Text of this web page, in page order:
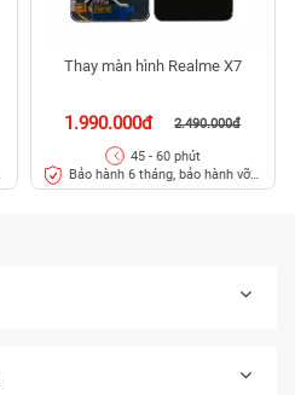
Thay màn hình Realme X7
1.990.000đ 2.490.000đ
45 - 60 phút
Bảo hành 6 tháng, bảo hành vỡ
kính 3 tháng